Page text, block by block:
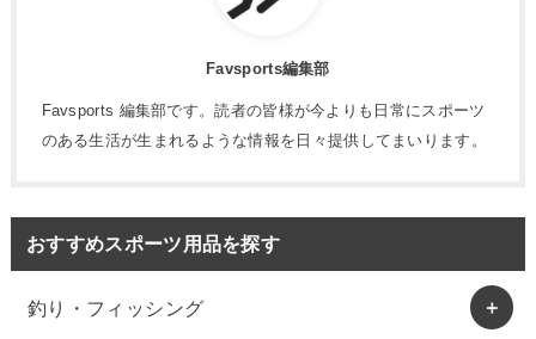
Favsports編集部
Favsports 編集部です。読者の皆様が今よりも日常にスポーツ
のある生活が生まれるような情報を日々提供してまいります。
おすすめスポーツ用品を探す
釣り・フィッシング